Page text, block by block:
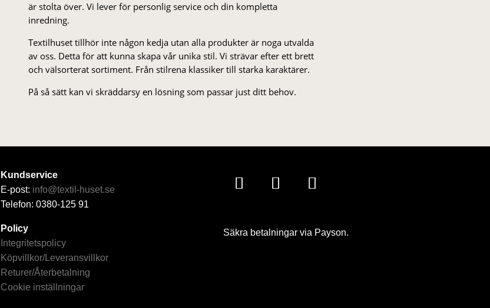
är stolta över. Vi lever för personlig service och din kompletta
inredning.
Textilhuset tillhör inte någon kedja utan alla produkter är noga utvalda
av oss. Detta för att kunna skapa vår unika stil. Vi strä­var efter ett brett
och välsorterat sor­ti­ment. Från stil­rena klas­siker till starka karaktärer.
På så sätt kan vi skräddarsy en lösning som passar just ditt behov.
Kundservice
E-post: info@textil-huset.se
Telefon: 0380-125 91
Policy
Integritetspolicy
Köpvillkor/Leveransvillkor
Returer/Återbetalning
Cookie inställningar
Säkra betalningar via Payson.